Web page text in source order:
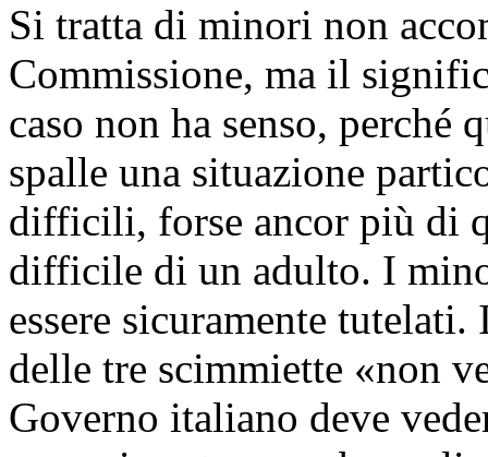
Si tratta di minori non
Commissione, ma il
caso non ha senso, perché
spalle una situazione
difficili, forse ancor più di
difficile di un adulto. I
essere sicuramente
delle tre scimmiette «non
Governo italiano deve